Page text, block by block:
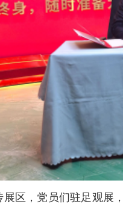
，党员们驻足观展，